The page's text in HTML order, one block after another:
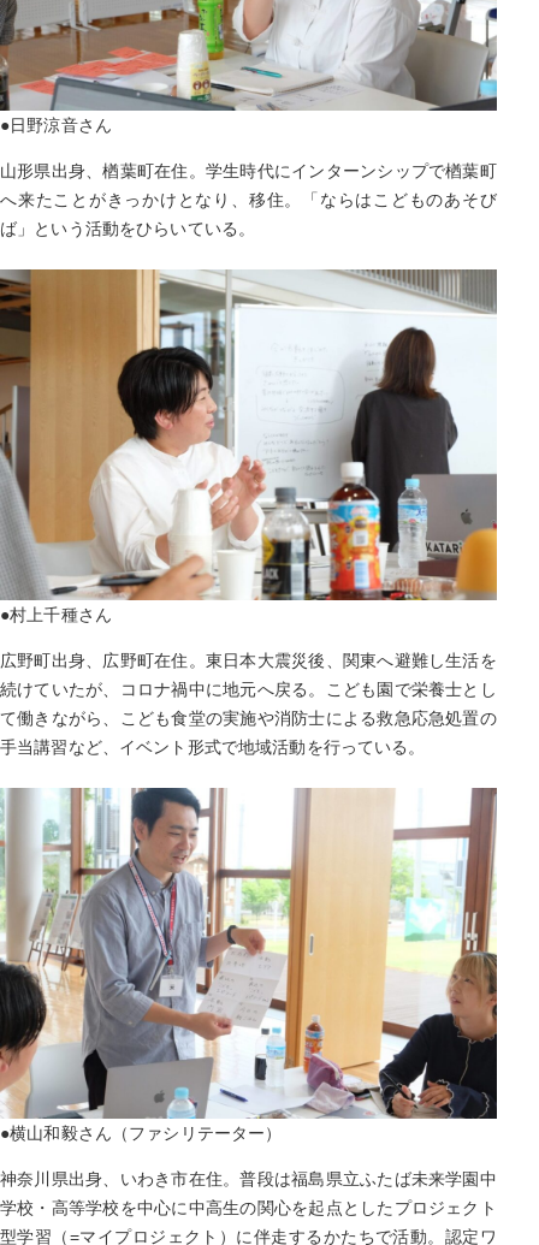
●日野涼音さん
山形県出身、楢葉町在住。学生時代にインターンシップで楢葉町
へ来たことがきっかけとなり、移住。「ならはこどものあそび
ば」という活動をひらいている。
●村上千種さん
広野町出身、広野町在住。東日本大震災後、関東へ避難し生活を
続けていたが、コロナ禍中に地元へ戻る。こども園で栄養士とし
て働きながら、こども食堂の実施や消防士による救急応急処置の
手当講習など、イベント形式で地域活動を行っている。
●横山和毅さん（ファシリテーター）
神奈川県出身、いわき市在住。普段は福島県立ふたば未来学園中
学校・高等学校を中心に中高生の関心を起点としたプロジェクト
型学習（=マイプロジェクト）に伴走するかたちで活動。認定ワ